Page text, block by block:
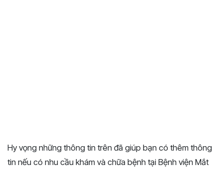
Hy vọng những thông tin trên đã giúp bạn có thêm thông
tin nếu có nhu cầu khám và chữa bệnh tại Bệnh viện Mắt